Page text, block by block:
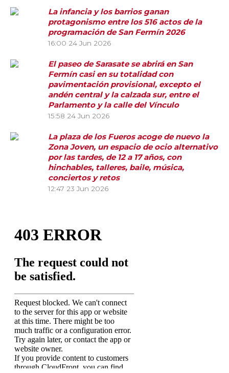
La infancia y los barrios ganan
protagonismo entre los 516 actos de la
programación de San Fermín 2026
16:00 24 Jun 2026
El paseo de Sarasate se abrirá en San
Fermín casi en su totalidad con
pavimentación provisional, excepto el
andén central y la calzada sur, entre el
Parlamento y la calle del Vínculo
15:58 24 Jun 2026
La plaza de los Fueros acoge de nuevo la
Zona Joven, un espacio de ocio alternativo
por las tardes, de 12 a 17 años, con
hinchables, talleres, baile, música,
conciertos y retos
12:47 23 Jun 2026